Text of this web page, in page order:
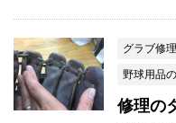
グラブ修理
野球用品
修理の